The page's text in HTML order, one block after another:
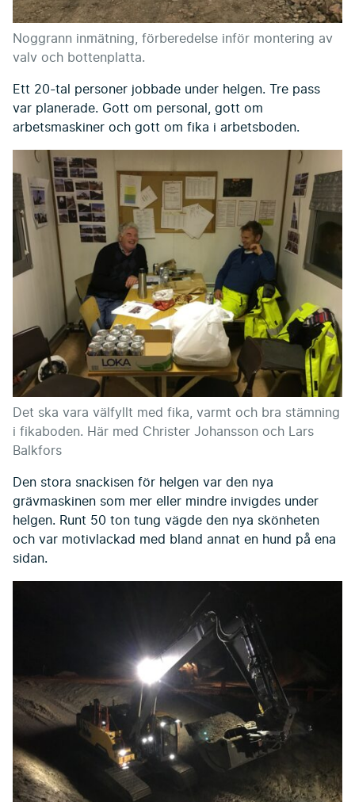
Noggrann inmätning, förberedelse inför montering av
valv och bottenplatta.
Ett 20-tal personer jobbade under helgen. Tre pass
var planerade. Gott om personal, gott om
arbetsmaskiner och gott om fika i arbetsboden.
Det ska vara välfyllt med fika, varmt och bra stämning
i fikaboden. Här med Christer Johansson och Lars
Balkfors
Den stora snackisen för helgen var den nya
grävmaskinen som mer eller mindre invigdes under
helgen. Runt 50 ton tung vägde den nya skönheten
och var motivlackad med bland annat en hund på ena
sidan.